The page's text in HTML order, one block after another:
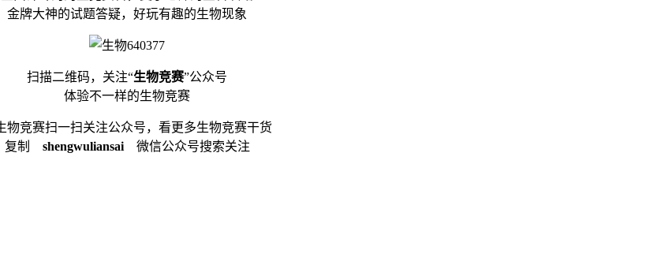
金牌大神的试题答疑，好玩有趣的生物现象
扫描二维码，关注“生物竞赛”公众号
体验不一样的生物竞赛
扫一扫关注公众号，看更多生物竞赛干货
复制 shengwuliansai微信公众号搜索关注